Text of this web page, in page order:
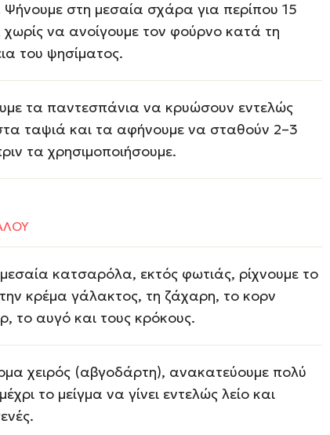
Ψήνουμε στη μεσαία σχάρα για περίπου 15
να ανοίγουμε τον φούρνο κατά τη
του ψησίματος.
τα παντεσπάνια να κρυώσουν εντελώς
ταψιά και τα αφήνουμε να σταθούν 2–3
τα χρησιμοποιήσουμε.
κατσαρόλα, εκτός φωτιάς, ρίχνουμε το
κρέμα γάλακτος, τη ζάχαρη, το κορν
το αυγό και τους κρόκους.
χειρός (αβγοδάρτη), ανακατεύουμε πολύ
το μείγμα να γίνει εντελώς λείο και